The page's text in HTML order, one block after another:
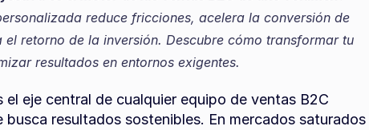
reduce fricciones, acelera la conversión de
retorno de la inversión. Descubre cómo transformar tu
resultados en entornos exigentes.
eje central de cualquier equipo de ventas B2C
busca resultados sostenibles. En mercados saturados